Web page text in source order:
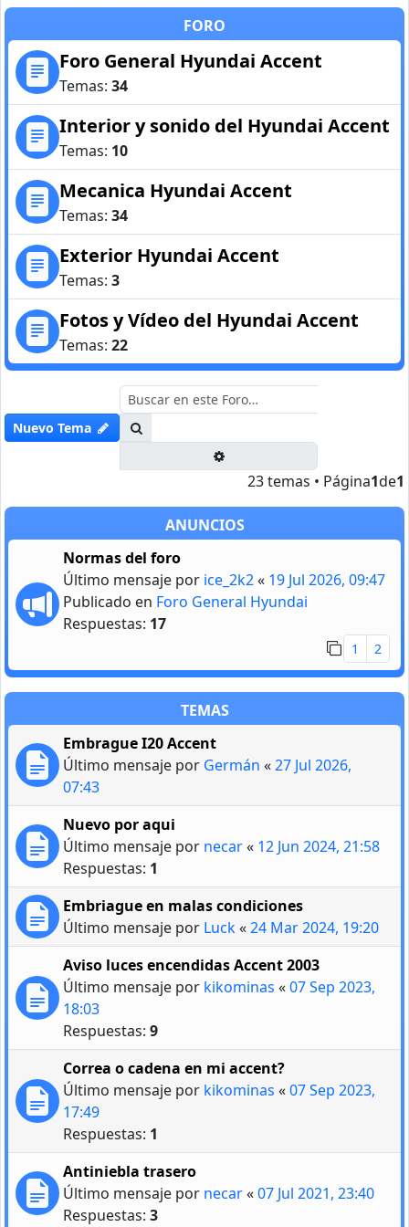
FORO
Foro General Hyundai Accent
Temas: 34
Interior y sonido del Hyundai Accent
Temas: 10
Mecanica Hyundai Accent
Temas: 34
Exterior Hyundai Accent
Temas: 3
Fotos y Vídeo del Hyundai Accent
Temas: 22
Nuevo Tema
23 temas • Página1de1
ANUNCIOS
Normas del foro
Último mensaje por ice_2k2« 19 Jul 2026, 09:47
Publicado en Foro General Hyundai
Respuestas: 17
1 2
TEMAS
Embrague I20 Accent
Último mensaje por Germán «27 Jul 2026,
07:43
Nuevo por aqui
Último mensaje por necar« 12 Jun 2024, 21:58
Respuestas: 1
Embriague en malas condiciones
Último mensaje por Luck«24 Mar 2024, 19:20
Aviso luces encendidas Accent 2003
Último mensaje por kikominas «07 Sep 2023,
18:03
Respuestas: 9
Correa o cadena en mi accent?
Último mensaje por kikominas «07 Sep 2023,
17:49
Respuestas: 1
Antiniebla trasero
Último mensaje por necar«07 Jul 2021, 23:40
Respuestas: 3